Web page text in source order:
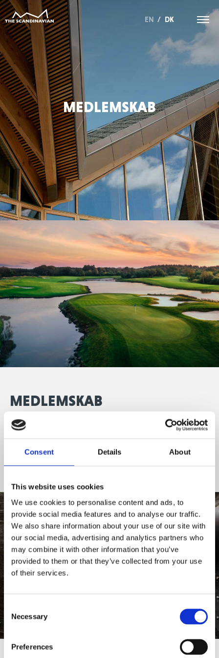
Consent Details About
This website uses cookies
We use cookies to personalise content and ads, to
provide social media features and to analyse our traffic.
We also share information about your use of our site with
our social media, advertising and analytics partners who
may combine it with other information that you’ve
provided to them or that they’ve collected from your use
of their services.
Selection
Necessary
Preferences
EN / DK
MEDLEMSKAB
MEDLEMSKAB
Bliv en del af en gruppe passionerede medlemmer,
der sætter pris på golfoplevelser af bedste kvalitet.
LÆS MERE